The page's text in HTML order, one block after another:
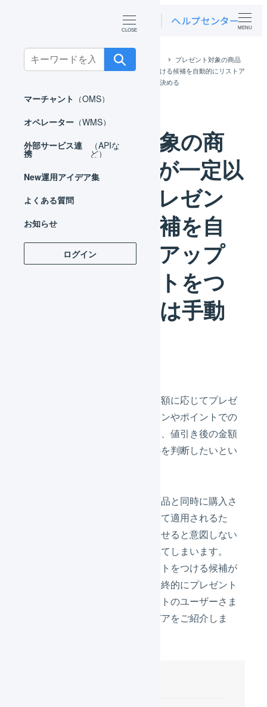
Search
for:
マーチャント （OMS）
オペレーター （WMS）
外部サービス連
携
（APIな
ど）
New運用アイデア集
よくある質問
お知らせ
ログイン
MENU
ホーム 運用アイデア集 マーチャント
プレゼント対象の商品
の合計金額が一定以上の場合にプレゼントをつける候補を自動的にリストア
ップし、プレゼントをつけるかどうかは手動で決める
プレゼント対象の商
品の合計金額が一定以
上の場合にプレゼン
トをつける候補を自
動的にリストアップ
し、プレゼントをつ
けるかどうかは手動
プレゼント対象の商品の合計金額に応じてプレゼ
ントをつけたいけれど、クーポンやポイントでの
値引きの施策を行っている場合、値引き後の金額
でプレゼントをつけるかどうかを判断したいとい
プレゼント対象の商品以外の商品と同時に購入さ
れた場合に値引きは総額に対して適用されるた
め、システムで自動的に判断させると意図しない
注文にもプレゼントがつけられてしまいます。
それを回避するため、プレゼントをつける候補が
自動的にリストアップされ、最終的にプレゼント
をつけるかどうかをマーチャントのユーザーさま
が手動で判断できる運用アイデアをご紹介しま